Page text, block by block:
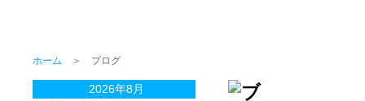
ホーム ＞ ブログ
2026年8月